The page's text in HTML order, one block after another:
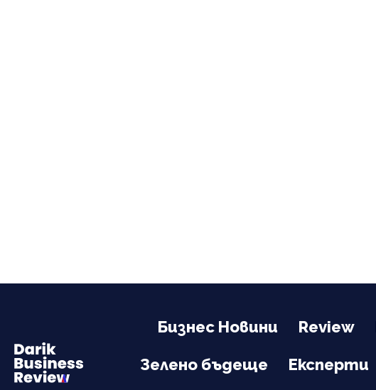
Бизнес Новини Review
Зелено бъдеще Експерти